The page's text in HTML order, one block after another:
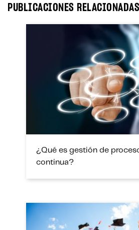
ok
er
In
A
pp
PUBLICACIONES RELACIONADAS
¿Qué es gestión de
continua?